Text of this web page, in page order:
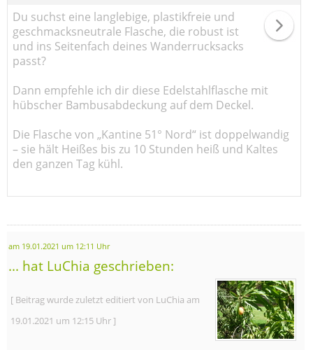
Du suchst eine langlebige, plastikfreie und
geschmacksneutrale Flasche, die robust ist
und ins Seitenfach deines Wanderrucksacks
passt?
Dann empfehle ich dir diese Edelstahlflasche mit
hübscher Bambusabdeckung auf dem Deckel.
Die Flasche von „Kantine 51° Nord“ ist doppelwandig
– sie hält Heißes bis zu 10 Stunden heiß und Kaltes
den ganzen Tag kühl.
am 19.01.2021 um 12:11 Uhr
... hat LuChia geschrieben:
[ Beitrag wurde zuletzt editiert von LuChia am
19.01.2021 um 12:15 Uhr ]